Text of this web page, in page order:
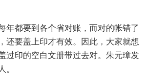
年都要到各个省对账，而对的帐错了
还要盖上印才有效。因此，大家就想
印的空白文册带过去对。朱元璋发
。